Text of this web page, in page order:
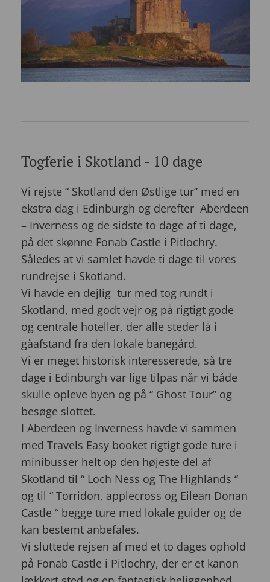
Togferie i Skotland - 10 dage
Vi rejste “ Skotland den Østlige tur” med en
ekstra dag i Edinburgh og derefter Aberdeen
– Inverness og de sidste to dage af ti dage,
på det skønne Fonab Castle i Pitlochry.
Således at vi samlet havde ti dage til vores
rundrejse i Skotland.
Vi havde en dejlig tur med tog rundt i
Skotland, med godt vejr og på rigtigt gode
og centrale hoteller, der alle steder lå i
gåafstand fra den lokale banegård.
Vi er meget historisk interesserede, så tre
dage i Edinburgh var lige tilpas når vi både
skulle opleve byen og på “ Ghost Tour” og
besøge slottet.
I Aberdeen og Inverness havde vi sammen
med Travels Easy booket rigtigt gode ture i
minibusser helt op den højeste del af
Skotland til “ Loch Ness og The Highlands “
og til “ Torridon, applecross og Eilean Donan
Castle “ begge ture med lokale guider og de
kan bestemt anbefales.
Vi sluttede rejsen af med et to dages ophold
på Fonab Castle i Pitlochry, der er et kanon